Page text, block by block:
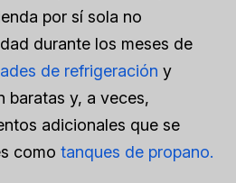
por sí sola no
durante los meses de
de refrigeración y
baratas y, a veces,
adicionales que se
como tanques de propano.